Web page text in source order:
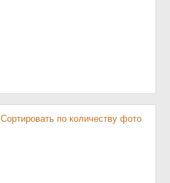
Сортировать по количеству фото